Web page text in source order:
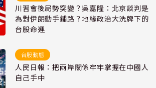
川習會後局勢突變？吳嘉隆：北京談判是
為對伊朗動手鋪路？地緣政治大洗牌下的
台股命運
台股動態
人民日報：把兩岸關係牢牢掌握在中國人
自己手中